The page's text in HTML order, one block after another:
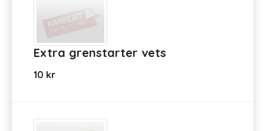
Extra grenstarter vets
10 kr